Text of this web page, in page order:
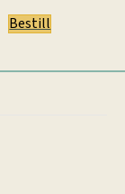
Bestill